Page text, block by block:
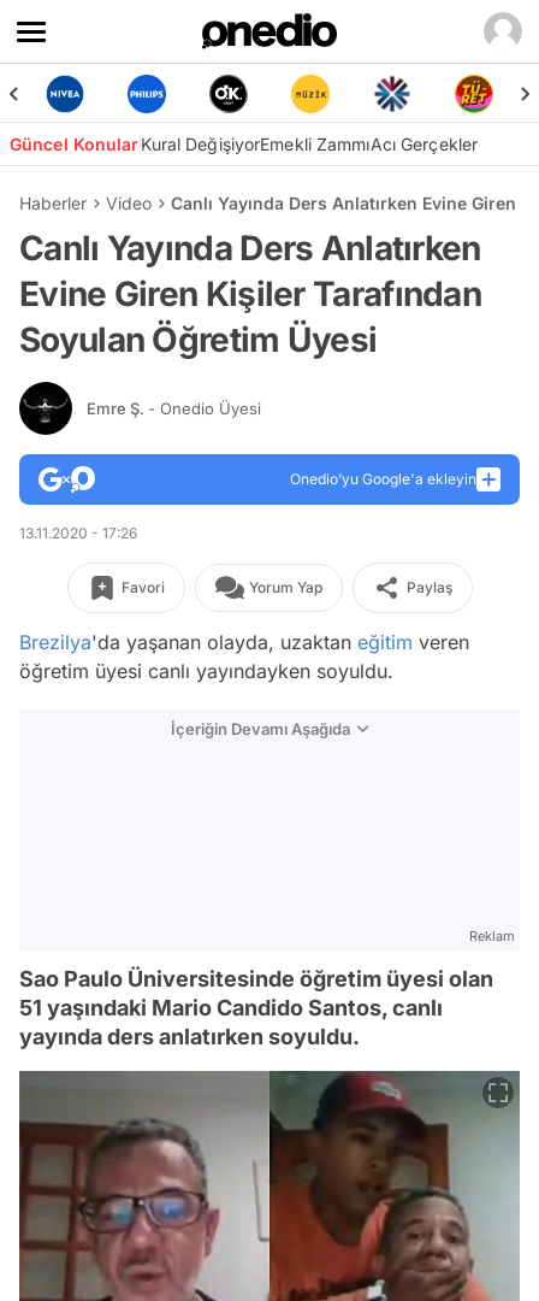
Güncel KonularKural DeğişiyorEmekli ZammıAcı Gerçekler
Haberler Video Canlı Yayında Ders Anlatırken Evine Giren
Canlı Yayında Ders Anlatırken
Evine Giren Kişiler Tarafından
Soyulan Öğretim Üyesi
Emre Ş. - Onedio Üyesi
Onedio’yu Google'a ekleyin
13.11.2020 - 17:26
Favori Yorum Yap Paylaş
Brezilya'da yaşanan olayda, uzaktan eğitim veren
öğretim üyesi canlı yayındayken soyuldu.
İçeriğin Devamı Aşağıda
Reklam
Sao Paulo Üniversitesinde öğretim üyesi olan
51 yaşındaki Mario Candido Santos, canlı
yayında ders anlatırken soyuldu.